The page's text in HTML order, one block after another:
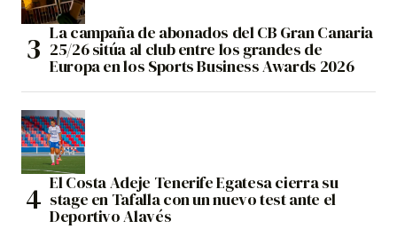
La campaña de abonados del CB Gran Canaria
25/26 sitúa al club entre los grandes de
Europa en los Sports Business Awards 2026
El Costa Adeje Tenerife Egatesa cierra su
stage en Tafalla con un nuevo test ante el
Deportivo Alavés